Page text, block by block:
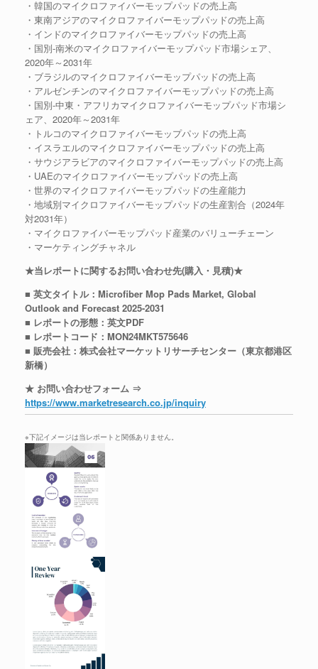
・韓国のマイクロファイバーモップパッドの売上高
・東南アジアのマイクロファイバーモップパッドの売上高
・インドのマイクロファイバーモップパッドの売上高
・国別-南米のマイクロファイバーモップパッド市場シェア、
2020年～2031年
・ブラジルのマイクロファイバーモップパッドの売上高
・アルゼンチンのマイクロファイバーモップパッドの売上高
・国別-中東・アフリカマイクロファイバーモップパッド市場シ
ェア、2020年～2031年
・トルコのマイクロファイバーモップパッドの売上高
・イスラエルのマイクロファイバーモップパッドの売上高
・サウジアラビアのマイクロファイバーモップパッドの売上高
・UAEのマイクロファイバーモップパッドの売上高
・世界のマイクロファイバーモップパッドの生産能力
・地域別マイクロファイバーモップパッドの生産割合（2024年
対2031年）
・マイクロファイバーモップパッド産業のバリューチェーン
・マーケティングチャネル
★当レポートに関するお問い合わせ先(購入・見積)★
■ 英文タイトル：Microfiber Mop Pads Market, Global
Outlook and Forecast 2025-2031
■ レポートの形態：英文PDF
■ レポートコード：MON24MKT575646
■ 販売会社：株式会社マーケットリサーチセンター（東京都港区
新橋）
★ お問い合わせフォーム ⇒
https://www.marketresearch.co.jp/inquiry
※下記イメージは当レポートと関係ありません。